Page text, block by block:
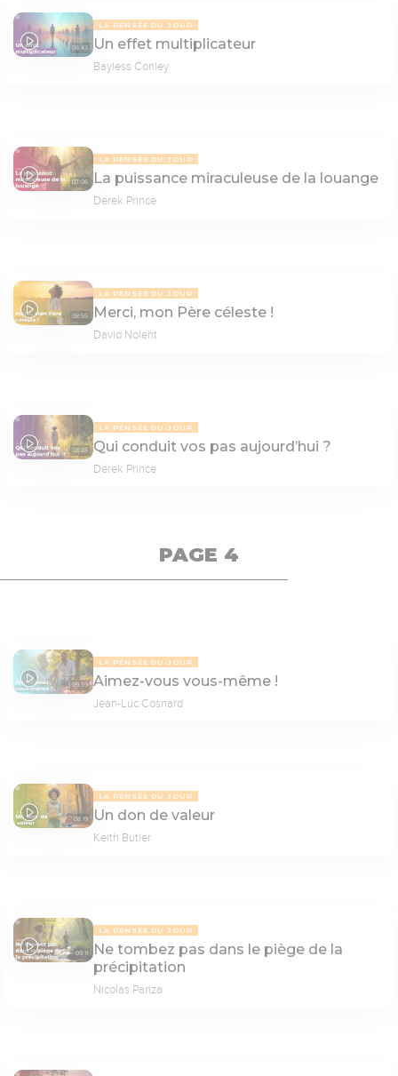
08:43
LA PENSÉE DU JOUR
Un effet multiplicateur
Bayless Conley
07:06
LA PENSÉE DU JOUR
La puissance miraculeuse de la louange
Derek Prince
08:55
LA PENSÉE DU JOUR
Merci, mon Père céleste !
David Nolent
08:28
LA PENSÉE DU JOUR
Qui conduit vos pas aujourd’hui ?
Derek Prince
PAGE 4
09:39
LA PENSÉE DU JOUR
Aimez-vous vous-même !
Jean-Luc Cosnard
08:19
LA PENSÉE DU JOUR
Un don de valeur
Keith Butler
09:11
LA PENSÉE DU JOUR
Ne tombez pas dans le piège de la
précipitation
Nicolas Panza